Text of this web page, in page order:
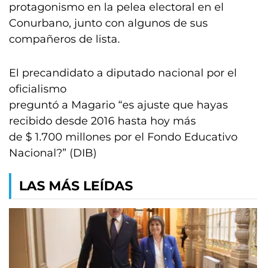
protagonismo en la pelea electoral en el
Conurbano, junto con algunos de sus
compañeros de lista.
El precandidato a diputado nacional por el
oficialismo
preguntó a Magario “es ajuste que hayas
recibido desde 2016 hasta hoy más
de $ 1.700 millones por el Fondo Educativo
Nacional?” (DIB)
LAS MÁS LEÍDAS